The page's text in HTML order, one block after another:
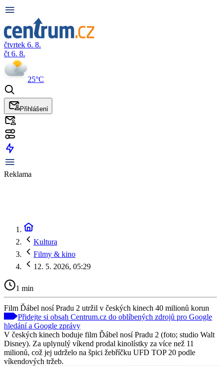
čtvrtek 6. 8.
čt 6. 8.
25°C
Přihlášení
Reklama
Kultura
Filmy & kino
12. 5. 2026, 05:29
1 min
Film Ďábel nosí Pradu 2 utržil v českých kinech 40 milionů korun
Přidejte si obsah Centrum.cz do oblíbených zdrojů pro Google
hledání a Google zprávy
V českých kinech boduje film Ďábel nosí Pradu 2 (foto; studio Walt
Disney). Za uplynulý víkend prodal kinolístky za více než 11
milionů, což jej udrželo na špici žebříčku UFD TOP 20 podle
víkendových tržeb.